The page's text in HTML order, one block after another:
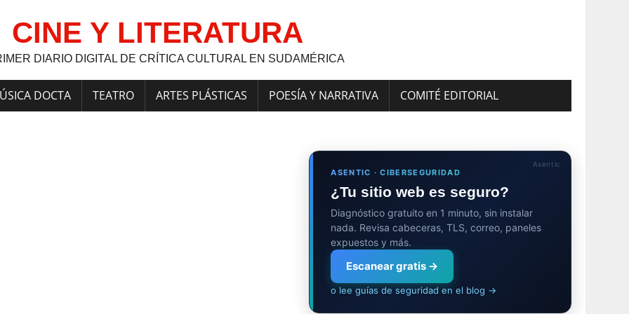
CINE Y LITERATURA
DIARIO DIGITAL DE CRÍTICA CULTURAL EN SUDAMÉRICA
DOCTA TEATRO ARTES PLÁSTICAS POESÍA Y NARRATIVA COMITÉ EDITORIAL
Asentic
ASENTIC · CIBERSEGURIDAD
¿Tu sitio web es seguro?
Diagnóstico gratuito en 1 minuto, sin instalar
nada. Revisa cabeceras, TLS, correo, paneles
expuestos y más.
Escanear gratis →
o lee guías de seguridad en el blog →